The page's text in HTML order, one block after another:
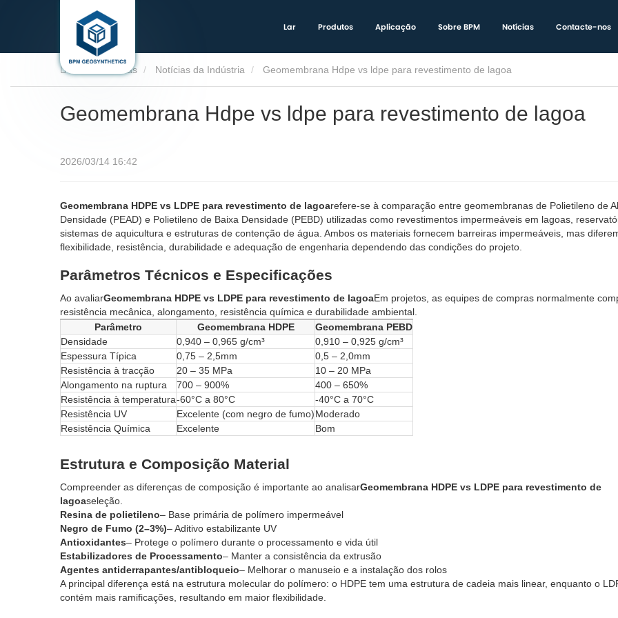
Lar Produtos Aplicação Sobre BPM Notícias Contacte-nos
Notícias Notícias da Indústria Geomembrana Hdpe vs ldpe para revestimento de lagoa
Geomembrana Hdpe vs ldpe para revestimento de lagoa
2026/03/14 16:42
Geomembrana HDPE vs LDPE para revestimento de lagoarefere-se à comparação entre geomembranas de Polietileno de
Densidade (PEAD) e Polietileno de Baixa Densidade (PEBD) utilizadas como revestimentos impermeáveis ​​em lagoas,
sistemas de aquicultura e estruturas de contenção de água. Ambos os materiais fornecem barreiras impermeáveis, mas
flexibilidade, resistência, durabilidade e adequação de engenharia dependendo das condições do projeto.
Parâmetros Técnicos e Especificações
Ao avaliarGeomembrana HDPE vs LDPE para revestimento de lagoaEm projetos, as equipes de compras normalmente
resistência mecânica, alongamento, resistência química e durabilidade ambiental.
Parâmetro
Geomembrana HDPE
Geomembrana PEBD
Densidade
0,940 – 0,965 g/cm³
0,910 – 0,925 g/cm³
Espessura Típica
0,75 – 2,5mm
0,5 – 2,0mm
Resistência à tracção
20 – 35 MPa
10 – 20 MPa
Alongamento na ruptura
700 – 900%
400 – 650%
Resistência à temperatura-60°C a 80°C
-40°C a 70°C
Resistência UV
Excelente (com negro de fumo)Moderado
Resistência Química
Excelente Bom
Estrutura e Composição Material
Compreender as diferenças de composição é importante ao analisarGeomembrana HDPE vs LDPE para revestimento de
lagoaseleção.
Resina de polietileno– Base primária de polímero impermeável
Negro de Fumo (2–3%)– Aditivo estabilizante UV
Antioxidantes– Protege o polímero durante o processamento e vida útil
Estabilizadores de Processamento– Manter a consistência da extrusão
Agentes antiderrapantes/antibloqueio– Melhorar o manuseio e a instalação dos rolos
A principal diferença está na estrutura molecular do polímero: o HDPE tem uma estrutura de cadeia mais linear, enquanto o
contém mais ramificações, resultando em maior flexibilidade.